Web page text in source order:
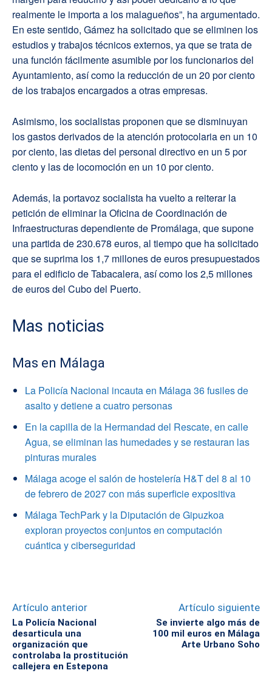
realmente le importa a los malagueños”, ha argumentado.
En este sentido, Gámez ha solicitado que se eliminen los
estudios y trabajos técnicos externos, ya que se trata de
una función fácilmente asumible por los funcionarios del
Ayuntamiento, así como la reducción de un 20 por ciento
de los trabajos encargados a otras empresas.
Asimismo, los socialistas proponen que se disminuyan
los gastos derivados de la atención protocolaria en un 10
por ciento, las dietas del personal directivo en un 5 por
ciento y las de locomoción en un 10 por ciento.
Además, la portavoz socialista ha vuelto a reiterar la
petición de eliminar la Oficina de Coordinación de
Infraestructuras dependiente de Promálaga, que supone
una partida de 230.678 euros, al tiempo que ha solicitado
que se suprima los 1,7 millones de euros presupuestados
para el edificio de Tabacalera, así como los 2,5 millones
de euros del Cubo del Puerto.
Mas noticias
Mas en Málaga
La Policía Nacional incauta en Málaga 36 fusiles de
asalto y detiene a cuatro personas
En la capilla de la Hermandad del Rescate, en calle
Agua, se eliminan las humedades y se restauran las
pinturas murales
Málaga acoge el salón de hostelería H&T del 8 al 10
de febrero de 2027 con más superficie expositiva
Málaga TechPark y la Diputación de Gipuzkoa
exploran proyectos conjuntos en computación
cuántica y ciberseguridad
Artículo anterior
La Policía Nacional
desarticula una
organización que
controlaba la prostitución
callejera en Estepona
Artículo siguiente
Se invierte algo más de
100 mil euros en Málaga
Arte Urbano Soho